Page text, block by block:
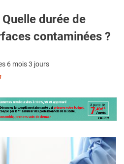
Quelle durée de
contaminées ?
6 mois 3 jours